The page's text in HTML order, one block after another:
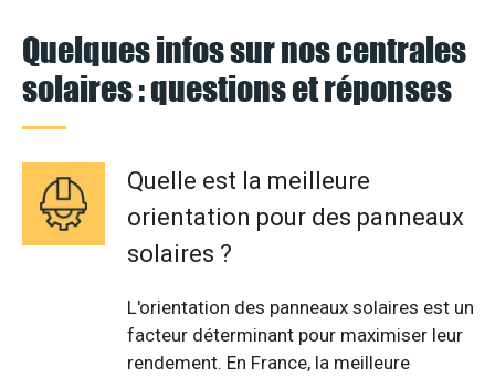
Quelques infos sur nos centrales
solaires : questions et réponses
Quelle est la meilleure
orientation pour des panneaux
solaires ?
L'orientation des panneaux solaires est un
facteur déterminant pour maximiser leur
rendement. En France, la meilleure